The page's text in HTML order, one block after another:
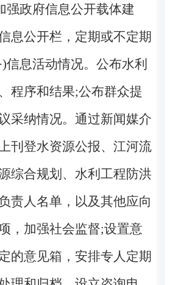
强政府信息公开载体建
息公开栏，定期或不定期
信息活动情况。公布水利
程序和结果;公布群众提
采纳情况。通过新闻媒介
刊登水资源公报、江河流
综合规划、水利工程防洪
责人名单，以及其他应向
，加强社会监督;设置意
的意见箱，安排专人定期